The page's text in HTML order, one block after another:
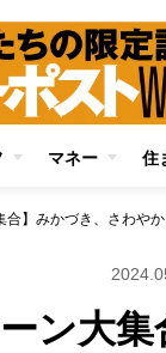
マネー 住
ン大